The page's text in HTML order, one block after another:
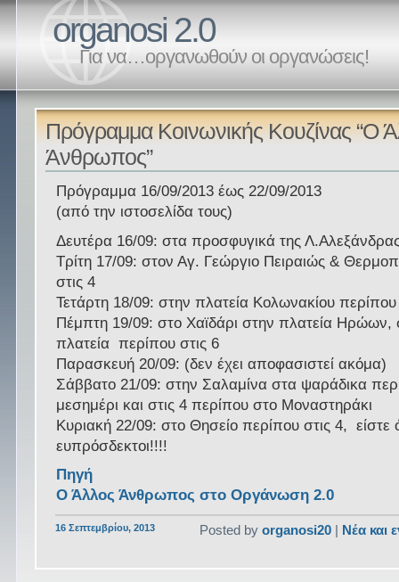
organosi 2.0
Για να…οργανωθούν οι οργανώσεις!
Πρόγραμμα Κοινωνικής Κουζίνας “Ο
Άνθρωπος”
Πρόγραμμα 16/09/2013 έως 22/09/2013
(από την ιστοσελίδα τους)
Δευτέρα 16/09: στα προσφυγικά της
Τρίτη 17/09: στον Αγ. Γεώργιο Πειραιώς &
στις 4
Τετάρτη 18/09: στην πλατεία Κολωνακίου περίπου
Πέμπτη 19/09: στο Χαϊδάρι στην πλατεία Ηρώων,
πλατεία περίπου στις 6
Παρασκευή 20/09: (δεν έχει αποφασιστεί ακόμα)
Σάββατο 21/09: στην Σαλαμίνα στα ψαράδικα
μεσημέρι και στις 4 περίπου στο Μοναστηράκι
Κυριακή 22/09: στο Θησείο περίπου στις 4, είστε
ευπρόσδεκτοι!!!!
Πηγή
Ο Άλλος Άνθρωπος στο Οργάνωση 2.0
16 Σεπτεμβρίου, 2013 Posted byorganosi20 | Νέα και